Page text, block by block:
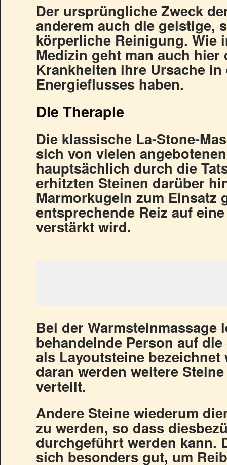
Der ursprüngliche Zweck
anderem auch die geistige,
körperliche Reinigung. Wie
Medizin geht man auch hier
Krankheiten ihre Ursache
Energieflusses haben.
Die Therapie
Die klassische La-Stone-
sich von vielen
hauptsächlich durch die
erhitzten Steinen darüber
Marmorkugeln zum Einsatz
entsprechende Reiz auf
verstärkt wird.
Bei der Warmsteinmassage
behandelnde Person auf
als Layoutsteine
daran werden weitere
verteilt.
Andere Steine wiederum
zu werden, so dass
durchgeführt werden kann.
sich besonders gut, um